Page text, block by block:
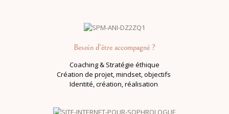
Besoin d’être accompagné ?
Coaching & Stratégie éthique
Création de projet,mindset, objectifs
Identité, création, réalisation